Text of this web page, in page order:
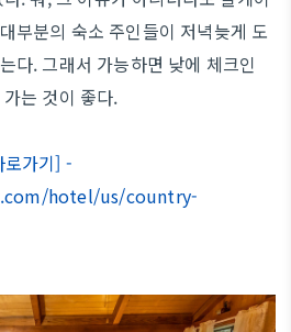
부분의 숙소 주인들이 저녁늦게 도
다. 그래서 가능하면 낮에 체크인
는 것이 좋다.
로가기] -
hotel/us/country-